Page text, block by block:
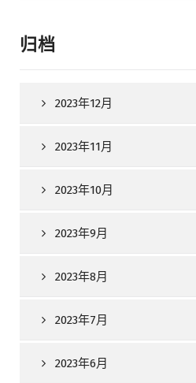
归档
2023年12月
2023年11月
2023年10月
2023年9月
2023年8月
2023年7月
2023年6月